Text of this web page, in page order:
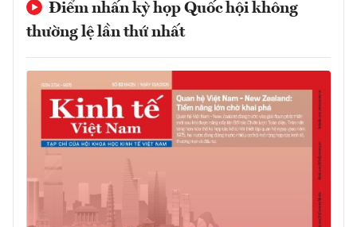
Điểm nhấn kỳ họp Quốc hội không
thường lệ lần thứ nhất